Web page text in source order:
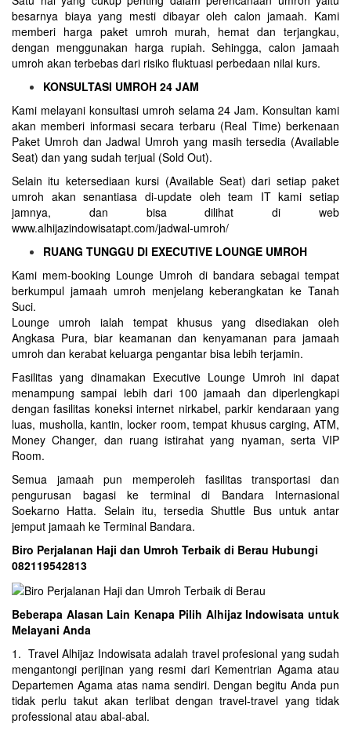
besarnya biaya yang mesti dibayar oleh calon jamaah. Kami
memberi harga paket umroh murah, hemat dan terjangkau,
dengan menggunakan harga rupiah. Sehingga, calon jamaah
umroh akan terbebas dari risiko fluktuasi perbedaan nilai kurs.
KONSULTASI UMROH 24 JAM
Kami melayani konsultasi umroh selama 24 Jam. Konsultan kami
akan memberi informasi secara terbaru (Real Time) berkenaan
Paket Umroh dan Jadwal Umroh yang masih tersedia (Available
Seat) dan yang sudah terjual (Sold Out).
Selain itu ketersediaan kursi (Available Seat) dari setiap paket
umroh akan senantiasa di-update oleh team IT kami setiap
jamnya, dan bisa dilihat di web
www.alhijazindowisatapt.com/jadwal-umroh/
RUANG TUNGGU DI EXECUTIVE LOUNGE UMROH
Kami mem-booking Lounge Umroh di bandara sebagai tempat
berkumpul jamaah umroh menjelang keberangkatan ke Tanah
Suci.
Lounge umroh ialah tempat khusus yang disediakan oleh
Angkasa Pura, biar keamanan dan kenyamanan para jamaah
umroh dan kerabat keluarga pengantar bisa lebih terjamin.
Fasilitas yang dinamakan Executive Lounge Umroh ini dapat
menampung sampai lebih dari 100 jamaah dan diperlengkapi
dengan fasilitas koneksi internet nirkabel, parkir kendaraan yang
luas, musholla, kantin, locker room, tempat khusus carging, ATM,
Money Changer, dan ruang istirahat yang nyaman, serta VIP
Room.
Semua jamaah pun memperoleh fasilitas transportasi dan
pengurusan bagasi ke terminal di Bandara Internasional
Soekarno Hatta. Selain itu, tersedia Shuttle Bus untuk antar
jemput jamaah ke Terminal Bandara.
Biro Perjalanan Haji dan Umroh Terbaik di Berau Hubungi
082119542813
Beberapa Alasan Lain Kenapa Pilih Alhijaz Indowisata untuk
Melayani Anda
1. Travel Alhijaz Indowisata adalah travel profesional yang sudah
mengantongi perijinan yang resmi dari Kementrian Agama atau
Departemen Agama atas nama sendiri. Dengan begitu Anda pun
tidak perlu takut akan terlibat dengan travel-travel yang tidak
professional atau abal-abal.